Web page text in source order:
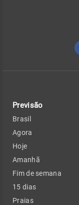
Previsão
Brasil
Agora
Hoje
Amanhã
Fim de semana
15 dias
Praias